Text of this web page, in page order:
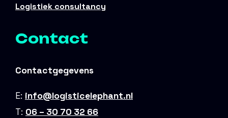
Logistiek consultancy
Contact
Contactgegevens
E: info@logisticelephant.nl
T: 06 – 30 70 32 66